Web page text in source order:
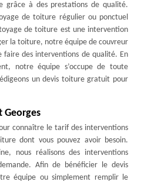
grâce à des prestations de qualité.
de toiture régulier ou ponctuel
de toiture est une intervention
la toiture, notre équipe de couvreur
faire des interventions de qualité. En
notre équipe s’occupe de toute
un devis toiture gratuit pour
Georges
connaître le tarif des interventions
dont vous pouvez avoir besoin.
nous réalisons des interventions
Afin de bénéficier le devis
équipe ou simplement remplir le